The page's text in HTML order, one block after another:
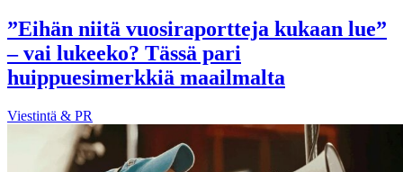
”Eihän niitä vuosiraportteja kukaan lue”
– vai lukeeko? Tässä pari
huippuesimerkkiä maailmalta
Viestintä & PR